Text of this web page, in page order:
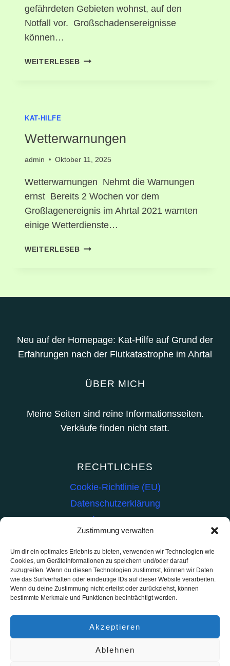
Zustimmung verwalten
Um dir ein optimales Erlebnis zu bieten, verwenden wir Technologien wie
Cookies, um Geräteinformationen zu speichern und/oder darauf
zuzugreifen. Wenn du diesen Technologien zustimmst, können wir Daten
wie das Surfverhalten oder eindeutige IDs auf dieser Website verarbeiten.
Wenn du deine Zustimmung nicht erteilst oder zurückziehst, können
bestimmte Merkmale und Funktionen beeinträchtigt werden.
Akzeptieren
Ablehnen
gefährdeten Gebieten wohnst, auf den
Notfall vor. Großschadensereignisse
können…
WEITERLESEB VORSORGETIPS
KAT-HILFE
Wetterwarnungen
admin Oktober 11, 2025
Wetterwarnungen Nehmt die Warnungen
ernst Bereits 2 Wochen vor dem
Großlagenereignis im Ahrtal 2021 warnten
einige Wetterdienste…
WEITERLESEB WETTERWARNUNGEN
Neu auf der Homepage: Kat-Hilfe auf Grund der
Erfahrungen nach der Flutkatastrophe im Ahrtal
ÜBER MICH
Meine Seiten sind reine Informationsseiten.
Verkäufe finden nicht statt.
RECHTLICHES
Cookie-Richtlinie (EU)
Datenschutzerklärung
Impressum
INHALT
Kat-Hilfe
Teasy-Modellbahn
Live Reports